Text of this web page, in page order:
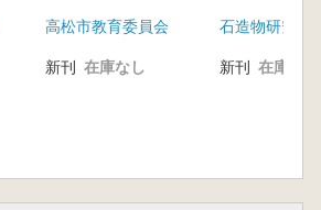
高松市教育委員会
新刊 在庫なし
石造物研究会
新刊 在庫なし